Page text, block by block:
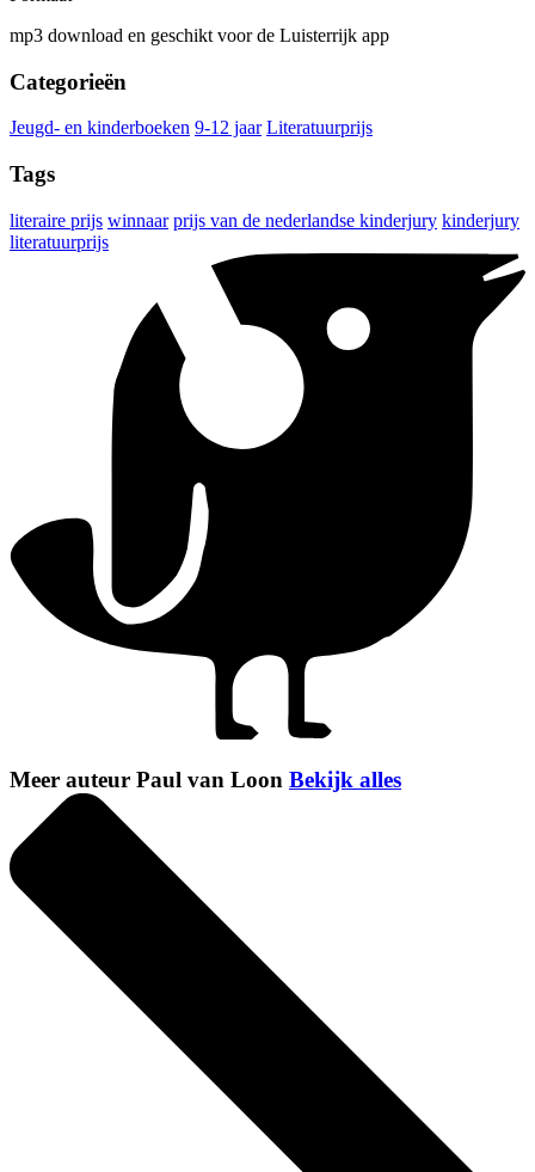
mp3 download en geschikt voor de Luisterrijk app
Categorieën
Jeugd- en kinderboeken 9-12 jaar Literatuurprijs
Tags
literaire prijs winnaar prijs van de nederlandse kinderjury kinderjury
literatuurprijs
Meer auteur Paul van Loon Bekijk alles